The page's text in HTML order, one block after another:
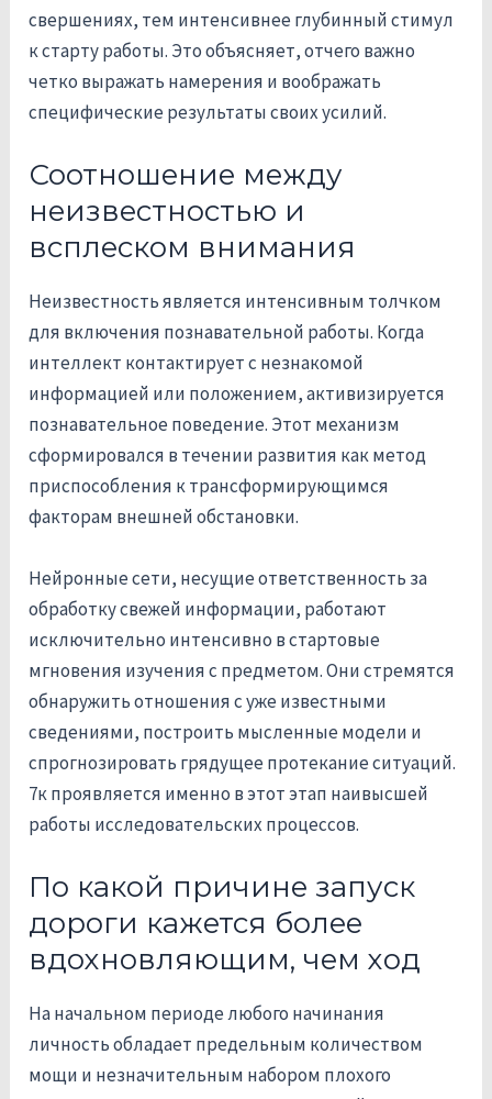
свершениях, тем интенсивнее глубинный стимул
к старту работы. Это объясняет, отчего важно
четко выражать намерения и воображать
специфические результаты своих усилий.
Соотношение между
неизвестностью и
всплеском внимания
Неизвестность является интенсивным толчком
для включения познавательной работы. Когда
интеллект контактирует с незнакомой
информацией или положением, активизируется
познавательное поведение. Этот механизм
сформировался в течении развития как метод
приспособления к трансформирующимся
факторам внешней обстановки.
Нейронные сети, несущие ответственность за
обработку свежей информации, работают
исключительно интенсивно в стартовые
мгновения изучения с предметом. Они стремятся
обнаружить отношения с уже известными
сведениями, построить мысленные модели и
спрогнозировать грядущее протекание ситуаций.
7к проявляется именно в этот этап наивысшей
работы исследовательских процессов.
По какой причине запуск
дороги кажется более
вдохновляющим, чем ход
На начальном периоде любого начинания
личность обладает предельным количеством
мощи и незначительным набором плохого